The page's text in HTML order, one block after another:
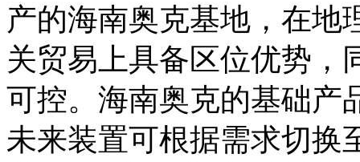
产的海南奥克基地，在地
关贸易上具备区位优势，
可控。海南奥克的基础产
未来装置可根据需求切换